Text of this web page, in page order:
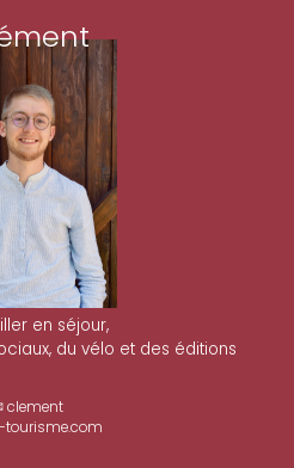
en séjour,
du vélo et des éditions
clement
tourisme.com